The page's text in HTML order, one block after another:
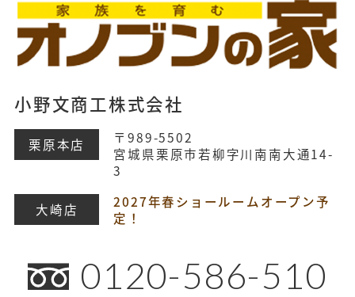
小野文商工株式会社
栗原本店
〒989-5502
宮城県栗原市若柳字川南南大通14-
3
大崎店
2027年春ショールームオープン予
定！
0120-586-510